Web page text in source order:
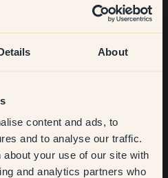
About
content and ads, to
and to analyse our traffic.
your use of our site with
and analytics partners who
off your
order